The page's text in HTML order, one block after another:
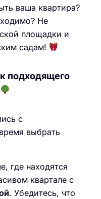
ваша квартира?
Не
площадки и
садам!
подходящего
с
выбрать
где находятся
квартале с
. Убедитесь, что